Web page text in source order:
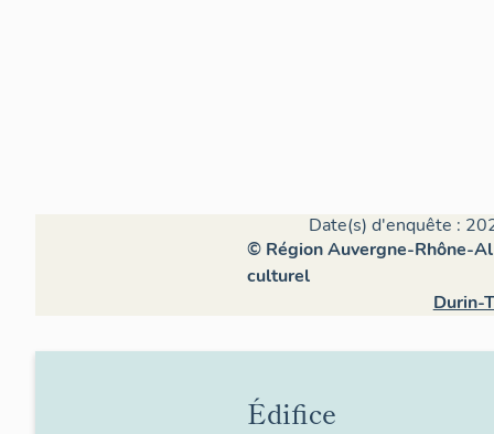
Date(s) d'enquête :
© Région Auvergne-Rhône-
culturel
Durin-
Édifice